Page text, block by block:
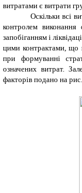
витратами є витрати
Оскільки всі
контролем виконання
запобіганням і
цими контрактами, що
при формуванні
означених витрат.
факторів подано на